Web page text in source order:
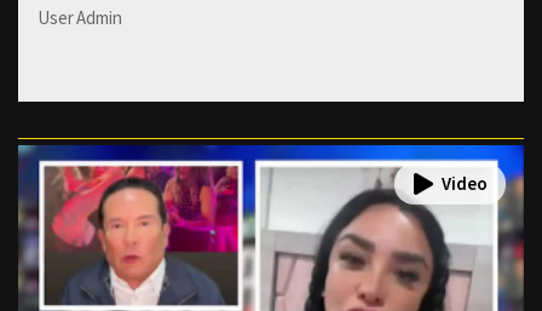
User Admin